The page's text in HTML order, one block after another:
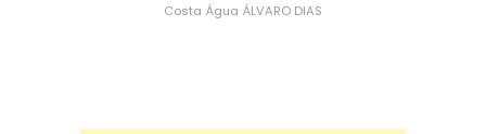
Costa Água ÁLVARO DIAS